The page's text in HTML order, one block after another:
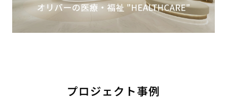
プロジェクト事例